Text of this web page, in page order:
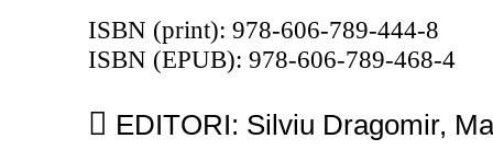
ISBN (print): 978-606-789-444-8
ISBN (EPUB): 978-606-789-468-4
 EDITORI: Silviu Dragomir,